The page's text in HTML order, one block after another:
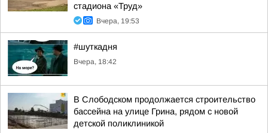
стадиона «Труд»
Вчера, 19:53
#шуткадня
Вчера, 18:42
В Слободском продолжается строительство
бассейна на улице Грина, рядом с новой
детской поликлиникой